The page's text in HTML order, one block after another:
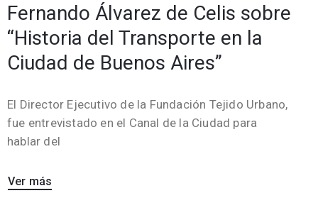
Fernando Álvarez de Celis sobre
“Historia del Transporte en la
Ciudad de Buenos Aires”
El Director Ejecutivo de la Fundación Tejido Urbano,
fue entrevistado en el Canal de la Ciudad para
hablar del
Ver más